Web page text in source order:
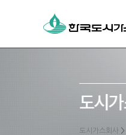
도시가스회사 >